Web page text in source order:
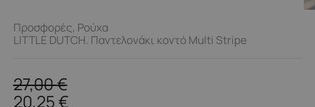
Προσφορές, Ρούχα
LITTLE DUTCH. Παντελονάκι κοντό Multi Stripe
27,00€
20,25€